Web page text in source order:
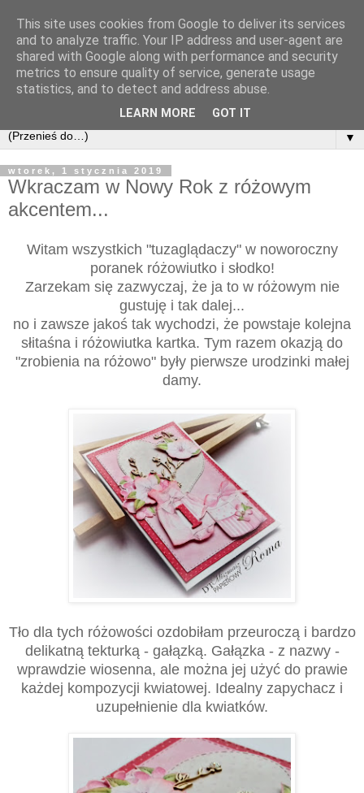
▼
wtorek, 1 stycznia 2019
Wkraczam w Nowy Rok z różowym
akcentem...
Witam wszystkich "tuzaglądaczy" w noworoczny
poranek różowiutko i słodko!
Zarzekam się zazwyczaj, że ja to w różowym nie
gustuję i tak dalej...
no i zawsze jakoś tak wychodzi, że powstaje kolejna
słitaśna i różowiutka kartka. Tym razem okazją do
"zrobienia na różowo" były pierwsze urodzinki małej
damy.
Tło dla tych różowości ozdobiłam przeuroczą i bardzo
delikatną tekturką - gałązką. Gałązka - z nazwy -
wprawdzie wiosenna, ale można jej użyć do prawie
każdej kompozycji kwiatowej. Idealny zapychacz i
uzupełnienie dla kwiatków.
This site uses cookies from Google to deliver its services
and to analyze traffic. Your IP address and user-agent are
shared with Google along with performance and security
metrics to ensure quality of service, generate usage
statistics, and to detect and address abuse.
LEARN MORE GOT IT